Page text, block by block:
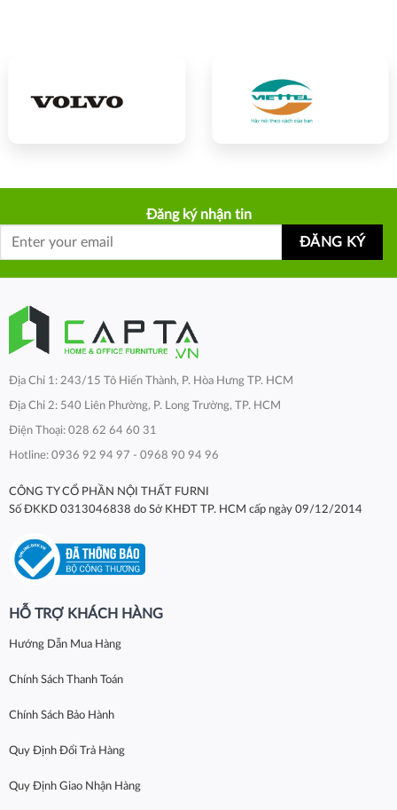
Đăng ký nhận tin
Địa Chỉ 1: 243/15 Tô Hiến Thành, P. Hòa Hưng TP. HCM
Địa Chỉ 2: 540 Liên Phường, P. Long Trường, TP. HCM
Điện Thoại: 028 62 64 60 31
Hotline: 0936 92 94 97 - 0968 90 94 96
CÔNG TY CỔ PHẦN NỘI THẤT FURNI
Số ĐKKD 0313046838 do Sở KHĐT TP. HCM cấp ngày 09/12/2014
HỖ TRỢ KHÁCH HÀNG
Hướng Dẫn Mua Hàng
Chính Sách Thanh Toán
Chính Sách Bảo Hành
Quy Định Đổi Trả Hàng
Quy Định Giao Nhận Hàng